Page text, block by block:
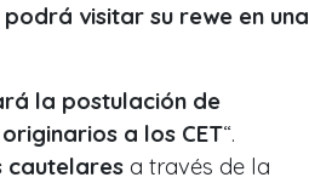
visitar su rewe en una
la postulación de
a los CET“.
cautelares a través de la